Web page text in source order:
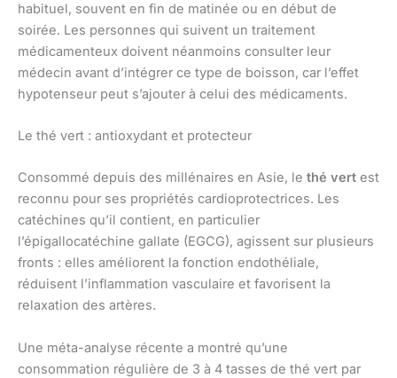
habituel, souvent en fin de matinée ou en début de
soirée. Les personnes qui suivent un traitement
médicamenteux doivent néanmoins consulter leur
médecin avant d’intégrer ce type de boisson, car l’effet
hypotenseur peut s’ajouter à celui des médicaments.
Le thé vert : antioxydant et protecteur
Consommé depuis des millénaires en Asie, le thé vert est
reconnu pour ses propriétés cardioprotectrices. Les
catéchines qu’il contient, en particulier
l’épigallocatéchine gallate (EGCG), agissent sur plusieurs
fronts : elles améliorent la fonction endothéliale,
réduisent l’inflammation vasculaire et favorisent la
relaxation des artères.
Une méta-analyse récente a montré qu’une
consommation régulière de 3 à 4 tasses de thé vert par